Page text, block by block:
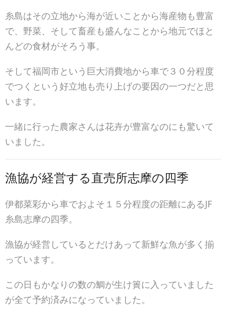
糸島はその立地から海が近いことから海産物も豊富
で、野菜、そして畜産も盛んなことから地元でほと
んどの食材がそろう事。
そして福岡市という巨大消費地から車で３０分程度
でつくという好立地も売り上げの要因の一つだと思
います。
一緒に行った農家さんは花卉が豊富なのにも驚いて
いました。
漁協が経営する直売所志摩の四季
伊都菜彩から車でおよそ１５分程度の距離にあるJF
糸島志摩の四季。
漁協が経営しているとだけあって新鮮な魚が多く揃
っています。
この日もかなりの数の鯛が生け簀に入っていました
が全て予約済みになっていました。